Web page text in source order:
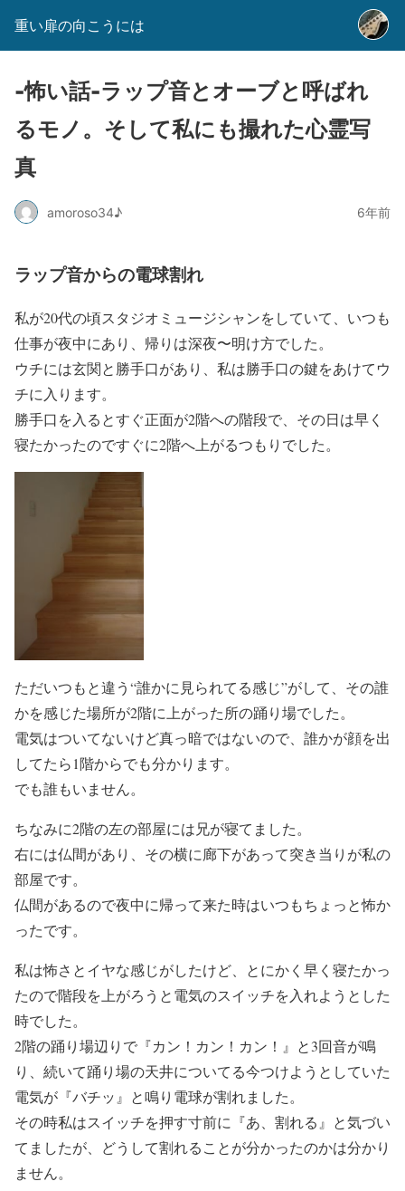
重い扉の向こうには
-怖い話-ラップ音とオーブと呼ばれ
るモノ。そして私にも撮れた心霊写
真
amoroso34♪ 6年前
ラップ音からの電球割れ
私が20代の頃スタジオミュージシャンをしていて、いつも
仕事が夜中にあり、帰りは深夜〜明け方でした。
ウチには玄関と勝手口があり、私は勝手口の鍵をあけてウ
チに入ります。
勝手口を入るとすぐ正面が2階への階段で、その日は早く
寝たかったのですぐに2階へ上がるつもりでした。
ただいつもと違う“誰かに見られてる感じ”がして、その誰
かを感じた場所が2階に上がった所の踊り場でした。
電気はついてないけど真っ暗ではないので、誰かが顔を出
してたら1階からでも分かります。
でも誰もいません。
ちなみに2階の左の部屋には兄が寝てました。
右には仏間があり、その横に廊下があって突き当りが私の
部屋です。
仏間があるので夜中に帰って来た時はいつもちょっと怖か
ったです。
私は怖さとイヤな感じがしたけど、とにかく早く寝たかっ
たので階段を上がろうと電気のスイッチを入れようとした
時でした。
2階の踊り場辺りで『カン！カン！カン！』と3回音が鳴
り、続いて踊り場の天井についてる今つけようとしていた
電気が『バチッ』と鳴り電球が割れました。
その時私はスイッチを押す寸前に『あ、割れる』と気づい
てましたが、どうして割れることが分かったのかは分かり
ません。